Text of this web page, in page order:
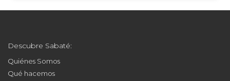
Descubre Sabaté:
Quiénes Somos
Qué hacemos